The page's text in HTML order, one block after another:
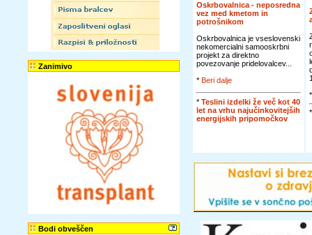
Zanimivo
Bodi obveščen
Oskrbovalnica - neposredna
vez med kmetom in
potrošnikom
Oskrbovalnica je vseslovenski
nekomercialni samooskrbni
projekt za direktno
povezovanje pridelovalcev...
* Beri dalje
* Teslini izdelki že več kot 40
let na vrhu najučinkovitejših
energijskih pripomočkov